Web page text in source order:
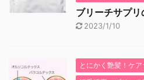
ブリーチサプ
2023/1/10
とにかく艶髪！ケ